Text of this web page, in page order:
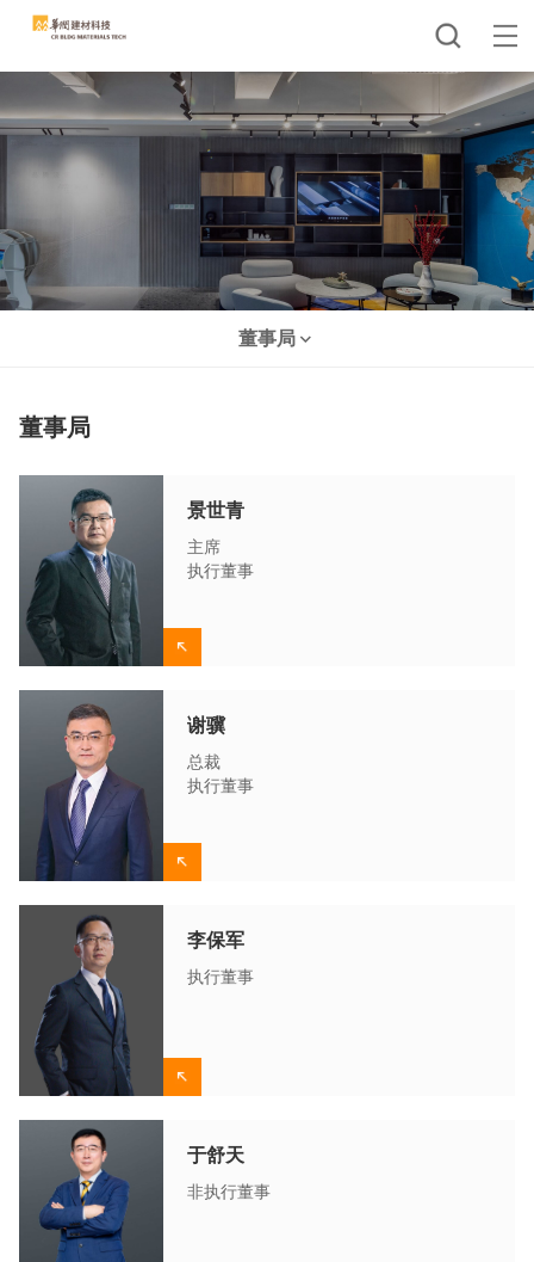
董事局
董事局
景世青
主席
执行董事
谢骥
总裁
执行董事
李保军
执行董事
于舒天
非执行董事